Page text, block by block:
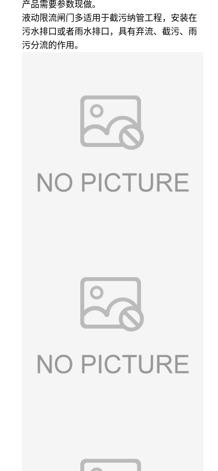
产品需要参数现做。
液动限流闸门多适用于截污纳管工程，安装在
污水排口或者雨水排口，具有弃流、截污、雨
污分流的作用。